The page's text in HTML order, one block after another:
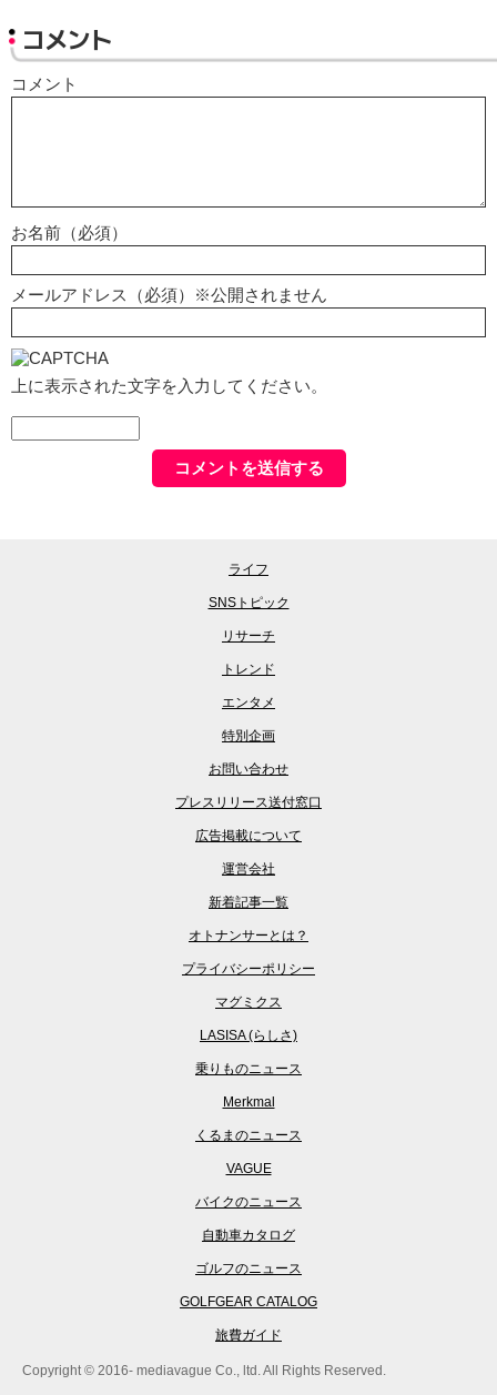
コメント
コメント
お名前（必須）
メールアドレス（必須）※公開されません
上に表示された文字を入力してください。
ライフ
SNSトピック
リサーチ
トレンド
エンタメ
特別企画
お問い合わせ
プレスリリース送付窓口
広告掲載について
運営会社
新着記事一覧
オトナンサーとは？
プライバシーポリシー
マグミクス
LASISA (らしさ)
乗りものニュース
Merkmal
くるまのニュース
VAGUE
バイクのニュース
自動車カタログ
ゴルフのニュース
GOLFGEAR CATALOG
旅費ガイド
Copyright © 2016- mediavague Co., ltd. All Rights Reserved.